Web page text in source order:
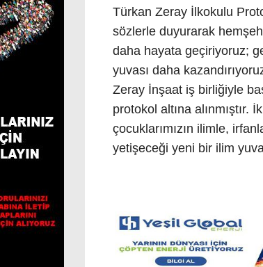
Türkan Zeray İlkokulu
sözlerle duyurarak
daha hayata geçiriyoruz;
yuvası daha
Zeray İnşaat iş birliğiyle
protokol altına alınmıştır.
çocuklarımızın ilimle,
yetişeceği yeni bir ilim